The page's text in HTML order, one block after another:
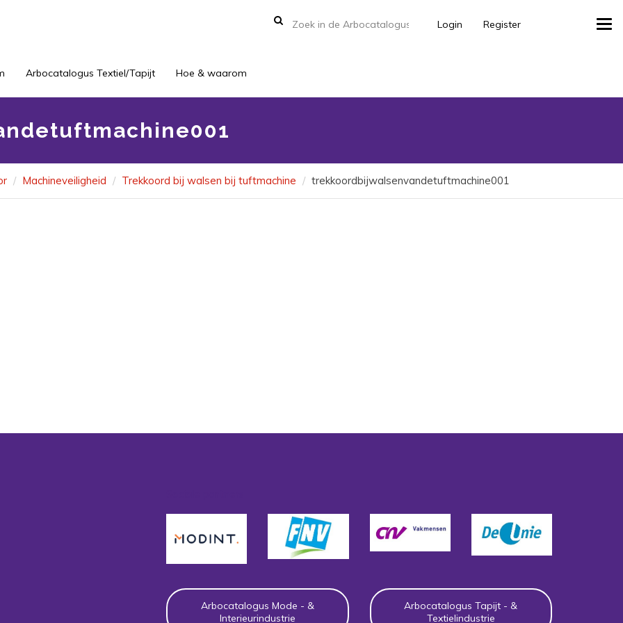
Login Register
Arbocatalogus Textiel/Tapijt Hoe & waarom
Machineveiligheid Trekkoord bij walsen bij tuftmachine trekkoordbijwalsenvandetuftmachine001
Arbocatalogus Mode - &
Interieurindustrie
Arbocatalogus Tapijt - &
Textielindustrie